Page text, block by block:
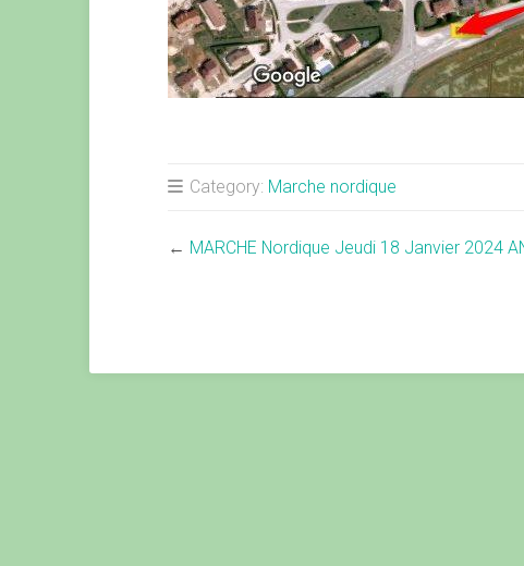
Category: Marche nordique
← MARCHE Nordique Jeudi 18 Janvier 2024